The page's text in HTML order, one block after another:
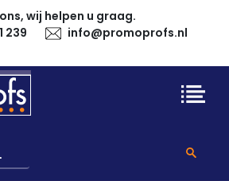
wij helpen u graag.
239
info@promoprofs.nl